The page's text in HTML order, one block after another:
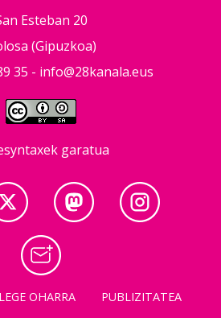
Esteban 20
(Gipuzkoa)
35 - info@28kanala.eus
garatua
LEGE OHARRA
PUBLIZITATEA